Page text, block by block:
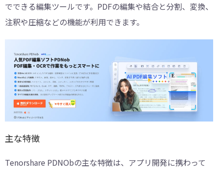
でできる編集ツールです。PDFの編集や結合と分割、変換、
注釈や圧縮などの機能が利用できます。
主な特徴
Tenorshare PDNObの主な特徴は、アプリ開発に携わって